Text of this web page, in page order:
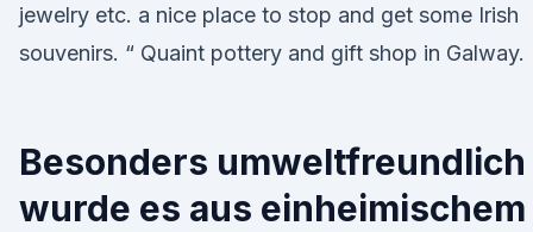
jewelry etc. a nice place to stop and get some Irish
souvenirs. “ Quaint pottery and gift shop in Galway.
Besonders umweltfreundlich
wurde es aus einheimischem